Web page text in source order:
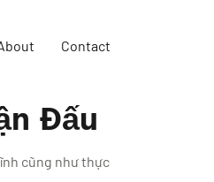
Contact
Đấu
cũng như thực